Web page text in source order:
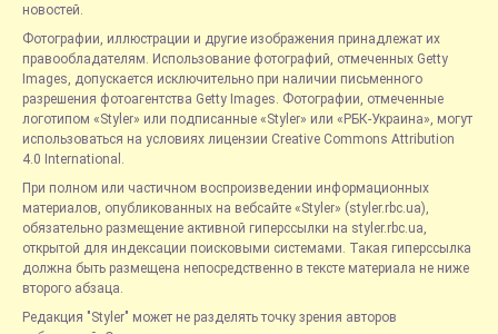
новостей.
Фотографии, иллюстрации и другие изображения принадлежат их
правообладателям. Использование фотографий, отмеченных Getty
Images, допускается исключительно при наличии письменного
разрешения фотоагентства Getty Images. Фотографии, отмеченные
логотипом «Styler» или подписанные «Styler» или «РБК-Украина», могут
использоваться на условиях лицензии Creative Commons Attribution
4.0 International.
При полном или частичном воспроизведении информационных
материалов, опубликованных на вебсайте «Styler» (styler.rbc.ua),
обязательно размещение активной гиперссылки на styler.rbc.ua,
открытой для индексации поисковыми системами. Такая гиперссылка
должна быть размещена непосредственно в тексте материала не ниже
второго абзаца.
Редакция "Styler" может не разделять точку зрения авторов